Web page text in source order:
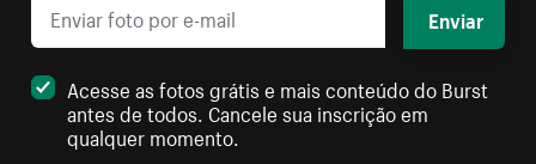
Enviar
Acesse as fotos grátis e mais conteúdo do Burst
antes de todos. Cancele sua inscrição em
qualquer momento.